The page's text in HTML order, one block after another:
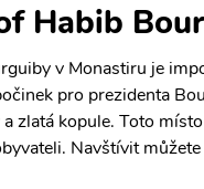
Habib
v Monastiru je
pro prezidenta
zlatá kopule. Toto
Navštívit